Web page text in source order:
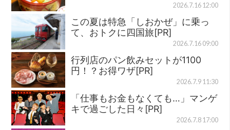
2026.7.16 12:00
この夏は特急「しおかぜ」に乗っ
て、おトクに四国旅[PR]
2026.7.16 09:00
行列店のパン飲みセットが1100
円！？お得ワザ[PR]
2026.7.9 11:30
「仕事もお金もなくても…」マンゲ
キで過ごした日々[PR]
2026.7.8 17:00